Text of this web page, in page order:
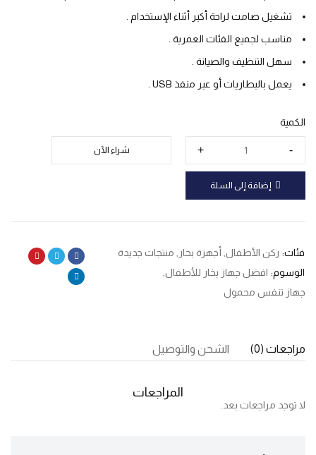
تشغيل صامت لراحة أكبر أثناء الإستخدام .
مناسب لجميع الفئات العمرية .
سهل التنظيف والصيانة .
يعمل بالبطاريات أو عبر منفذ USB .
الكمية
إضافة إلى السلة
شراء الآن
فئات: ركن الأطفال أجهزة بخار
منتجات جديدة
الوسوم: افضل جهاز بخار للأطفال
جهاز تنفس محمول
مراجعات (0) الشحن والتوصيل
المراجعات
لا توجد مراجعات بعد.